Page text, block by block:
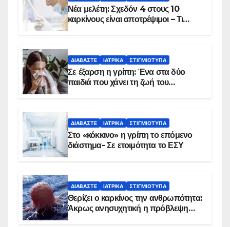
Νέα μελέτη: Σχεδόν 4 στους 10
καρκίνους είναι αποτρέψιμοι – Τι
ΔΙΑΒΆΣΤΕ ΙΑΤΡΙΚΆ ΣΤΙΓΜΙΌΤΥΠΑ
Σε έξαρση η γρίπη: Ένα στα δύο
παιδιά που χάνει τη ζωή του
ΔΙΑΒΆΣΤΕ ΙΑΤΡΙΚΆ ΣΤΙΓΜΙΌΤΥΠΑ
Στο «κόκκινο» η γρίπη το επόμενο
διάστημα- Σε ετοιμότητα το ΕΣΥ
ΔΙΑΒΆΣΤΕ ΙΑΤΡΙΚΆ ΣΤΙΓΜΙΌΤΥΠΑ
Θερίζει ο καρκίνος την ανθρωπότητα:
Άκρως ανησυχητική η πρόβλεψη…